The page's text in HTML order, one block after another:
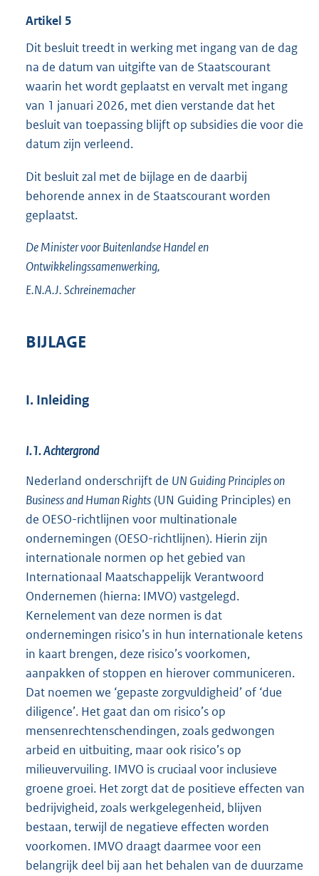
Artikel 5
Dit besluit treedt in werking met ingang van de dag
na de datum van uitgifte van de Staatscourant
waarin het wordt geplaatst en vervalt met ingang
van 1 januari 2026, met dien verstande dat het
besluit van toepassing blijft op subsidies die voor die
datum zijn verleend.
Dit besluit zal met de bijlage en de daarbij
behorende annex in de Staatscourant worden
geplaatst.
De Minister voor Buitenlandse Handel en
Ontwikkelingssamenwerking,
E.N.A.J.Schreinemacher
BIJLAGE
I. Inleiding
I.1. Achtergrond
Nederland onderschrijft de UN Guiding Principles on
Business and Human Rights(UN Guiding Principles) en
de OESO-richtlijnen voor multinationale
ondernemingen (OESO-richtlijnen). Hierin zijn
internationale normen op het gebied van
Internationaal Maatschappelijk Verantwoord
Ondernemen (hierna: IMVO) vastgelegd.
Kernelement van deze normen is dat
ondernemingen risico’s in hun internationale ketens
in kaart brengen, deze risico’s voorkomen,
aanpakken of stoppen en hierover communiceren.
Dat noemen we ‘gepaste zorgvuldigheid’ of ‘due
diligence’. Het gaat dan om risico’s op
mensenrechtenschendingen, zoals gedwongen
arbeid en uitbuiting, maar ook risico’s op
milieuvervuiling. IMVO is cruciaal voor inclusieve
groene groei. Het zorgt dat de positieve effecten van
bedrijvigheid, zoals werkgelegenheid, blijven
bestaan, terwijl de negatieve effecten worden
voorkomen. IMVO draagt daarmee voor een
belangrijk deel bij aan het behalen van de duurzame